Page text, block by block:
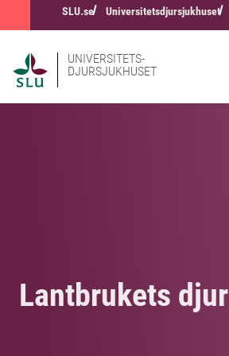
SLU.se Universitetsdjursjukhuset
UNIVERSITETS-
DJURSJUKHUSET
Lantbrukets djur